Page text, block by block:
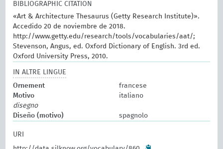
BIBLIOGRAPHIC CITATION
«Art & Architecture Thesaurus (Getty Research Institute)».
Accedido 20 de noviembre de 2018.
http://www.getty.edu/research/tools/vocabularies/aat/;
Stevenson, Angus, ed. Oxford Dictionary of English. 3rd ed.
Oxford University Press, 2010.
IN ALTRE LINGUE
Ornement
francese
Motivo
italiano
disegno
Diseño (motivo)
spagnolo
URI